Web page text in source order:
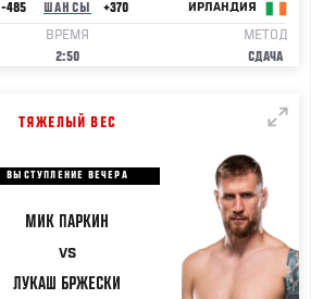
-485 ШАНСЫ +370 ИРЛАНДИЯ
ВРЕМЯ
2:50
МЕТОД
СДАЧА
ТЯЖЕЛЫЙ ВЕС
ВЫСТУПЛЕНИЕ ВЕЧЕРА
МИК ПАРКИН
VS
ЛУКАШ БРЖЕСКИ